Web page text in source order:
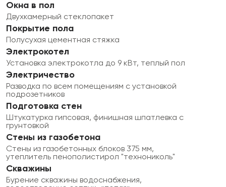
Окна в пол
Двухкамерный стеклопакет
Покрытие пола
Полусухая цементная стяжка
Электрокотел
Установка электрокотла до 9 кВт, теплый пол
Электричество
Разводка по всем помещениям с установкой
подрозетников
Подготовка стен
Штукатурка гипсовая, финишная шпатлевка с
грунтовкой
Стены из газобетона
Стены из газобетонных блоков 375 мм,
утеплитель пенополистирол "технониколь"
Скважины
Бурение скважины водоснабжения,